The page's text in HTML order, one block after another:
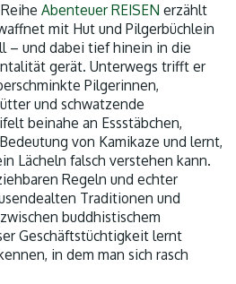
Abenteuer REISEN erzählt
mit Hut und Pilgerbüchlein
– und dabei tief hinein in die
gerät. Unterwegs trifft er
Pilgerinnen,
und schwatzende
beinahe an Essstäbchen,
von Kamikaze und lernt,
Lächeln falsch verstehen kann.
Regeln und echter
Traditionen und
buddhistischem
Geschäftstüchtigkeit lernt
in dem man sich rasch